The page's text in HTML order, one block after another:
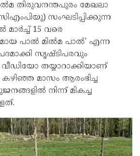
തിരുവനന്തപുരം മേഖലാ
സംഘടിപ്പിക്കുന്ന
മാർച്ച് 15 വരെ
പാൽ മിൽമ പാൽ' എന്ന
സൃഷ്ടിപരവും
തയ്യാറാക്കിയാണ്
മാസം ആരംഭിച്ച
നിന്ന് മികച്ച